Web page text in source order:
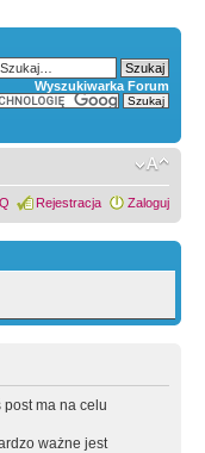
Wyszukiwarka Forum
Rejestracja Zaloguj
ma na celu
ważne jest